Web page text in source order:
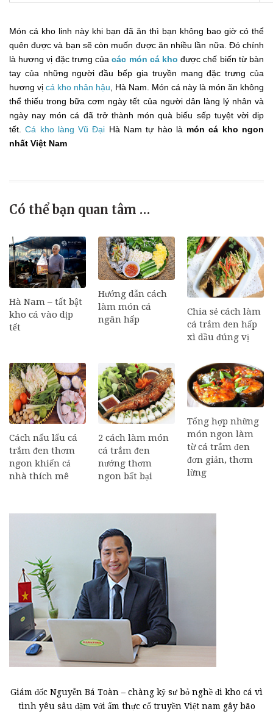
Món cá kho linh này khi bạn đã ăn thì bạn không bao giờ có thể
quên được và bạn sẽ còn muốn được ăn nhiều lần nữa. Đó chính
là hương vị đặc trưng củacác món cá kho được chế biến từ bàn
tay của những người đầu bếp gia truyền mang đặc trưng của
hương vị cá kho nhân hậu , Hà Nam. Món cá này là món ăn không
thể thiếu trong bữa cơm ngày tết của người dân làng lý nhân và
ngày nay món cá đã trở thành món quà biếu sếp tuyệt vời dịp
tết.Cá kho làng Vũ Đại Hà Nam tự hào là món cá kho ngon
nhất Việt Nam
Có thể bạn quan tâm …
Hà Nam – tất bật
kho cá vào dịp
tết
Hướng dẫn cách
làm món cá
ngân hấp
Chia sẻ cách làm
cá trắm đen hấp
xì dầu đúng vị
Cách nấu lẩu cá
trắm đen thơm
ngon khiến cả
nhà thích mê
2 cách làm món
cá trắm đen
nướng thơm
ngon bất bại
Tổng hợp những
món ngon làm
từ cá trắm đen
đơn giản, thơm
lừng
Giám đốc Nguyễn Bá Toàn – chàng kỹ sư bỏ nghề đi kho cá vì
tình yêu sâu đậm với ẩm thực cổ truyền Việt nam gây bão